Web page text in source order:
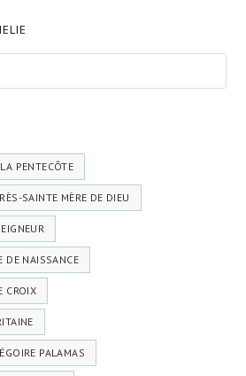
PENTECÔTE
SAINTE MÈRE DE DIEU
DE NAISSANCE
CROIX
PALAMAS